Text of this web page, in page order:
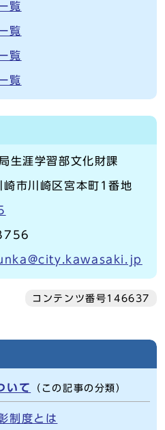
覧
覧
覧
覧
生涯学習部文化財課
市川崎区宮本町1番地
コンテンツ番号146637
いて （この記事の分類）
制度とは